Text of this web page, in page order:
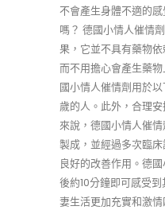
不會產生身體不適的
嗎？ 德國小情人催情
果，它並不具有藥物
而不用擔心會產生藥
國小情人催情劑用於
歲的人。此外，合理
來說，德國小情人催
製成，並經過多次臨
良好的改善作用。德
後約10分鐘即可感受
妻生活更加充實和激